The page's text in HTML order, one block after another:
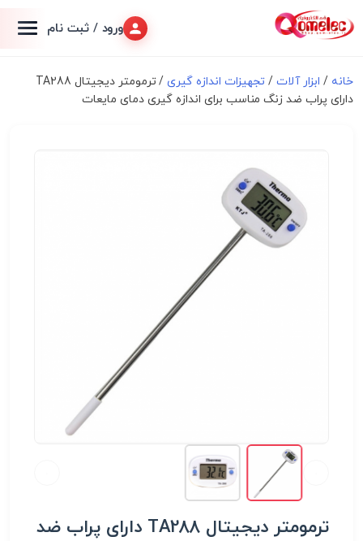
ورود / ثبت نام
خانه / ابزار آلات/ تجهیزات اندازه گیری
/ ترمومتر دیجیتال TA288
دارای پراب ضد زنگ مناسب برای اندازه گیری دمای مایعات
ترمومتر دیجیتال TA288 دارای پراب ضد